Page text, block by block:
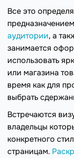
Все это
аудитории, а
занимается
использовать
или магазина
время как для
выбрать
Встречаются
владельцы
конкретного
страницам.